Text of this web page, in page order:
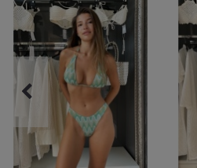
формостійкістю.
Купити чорний купальник Pain de
інші міста України.